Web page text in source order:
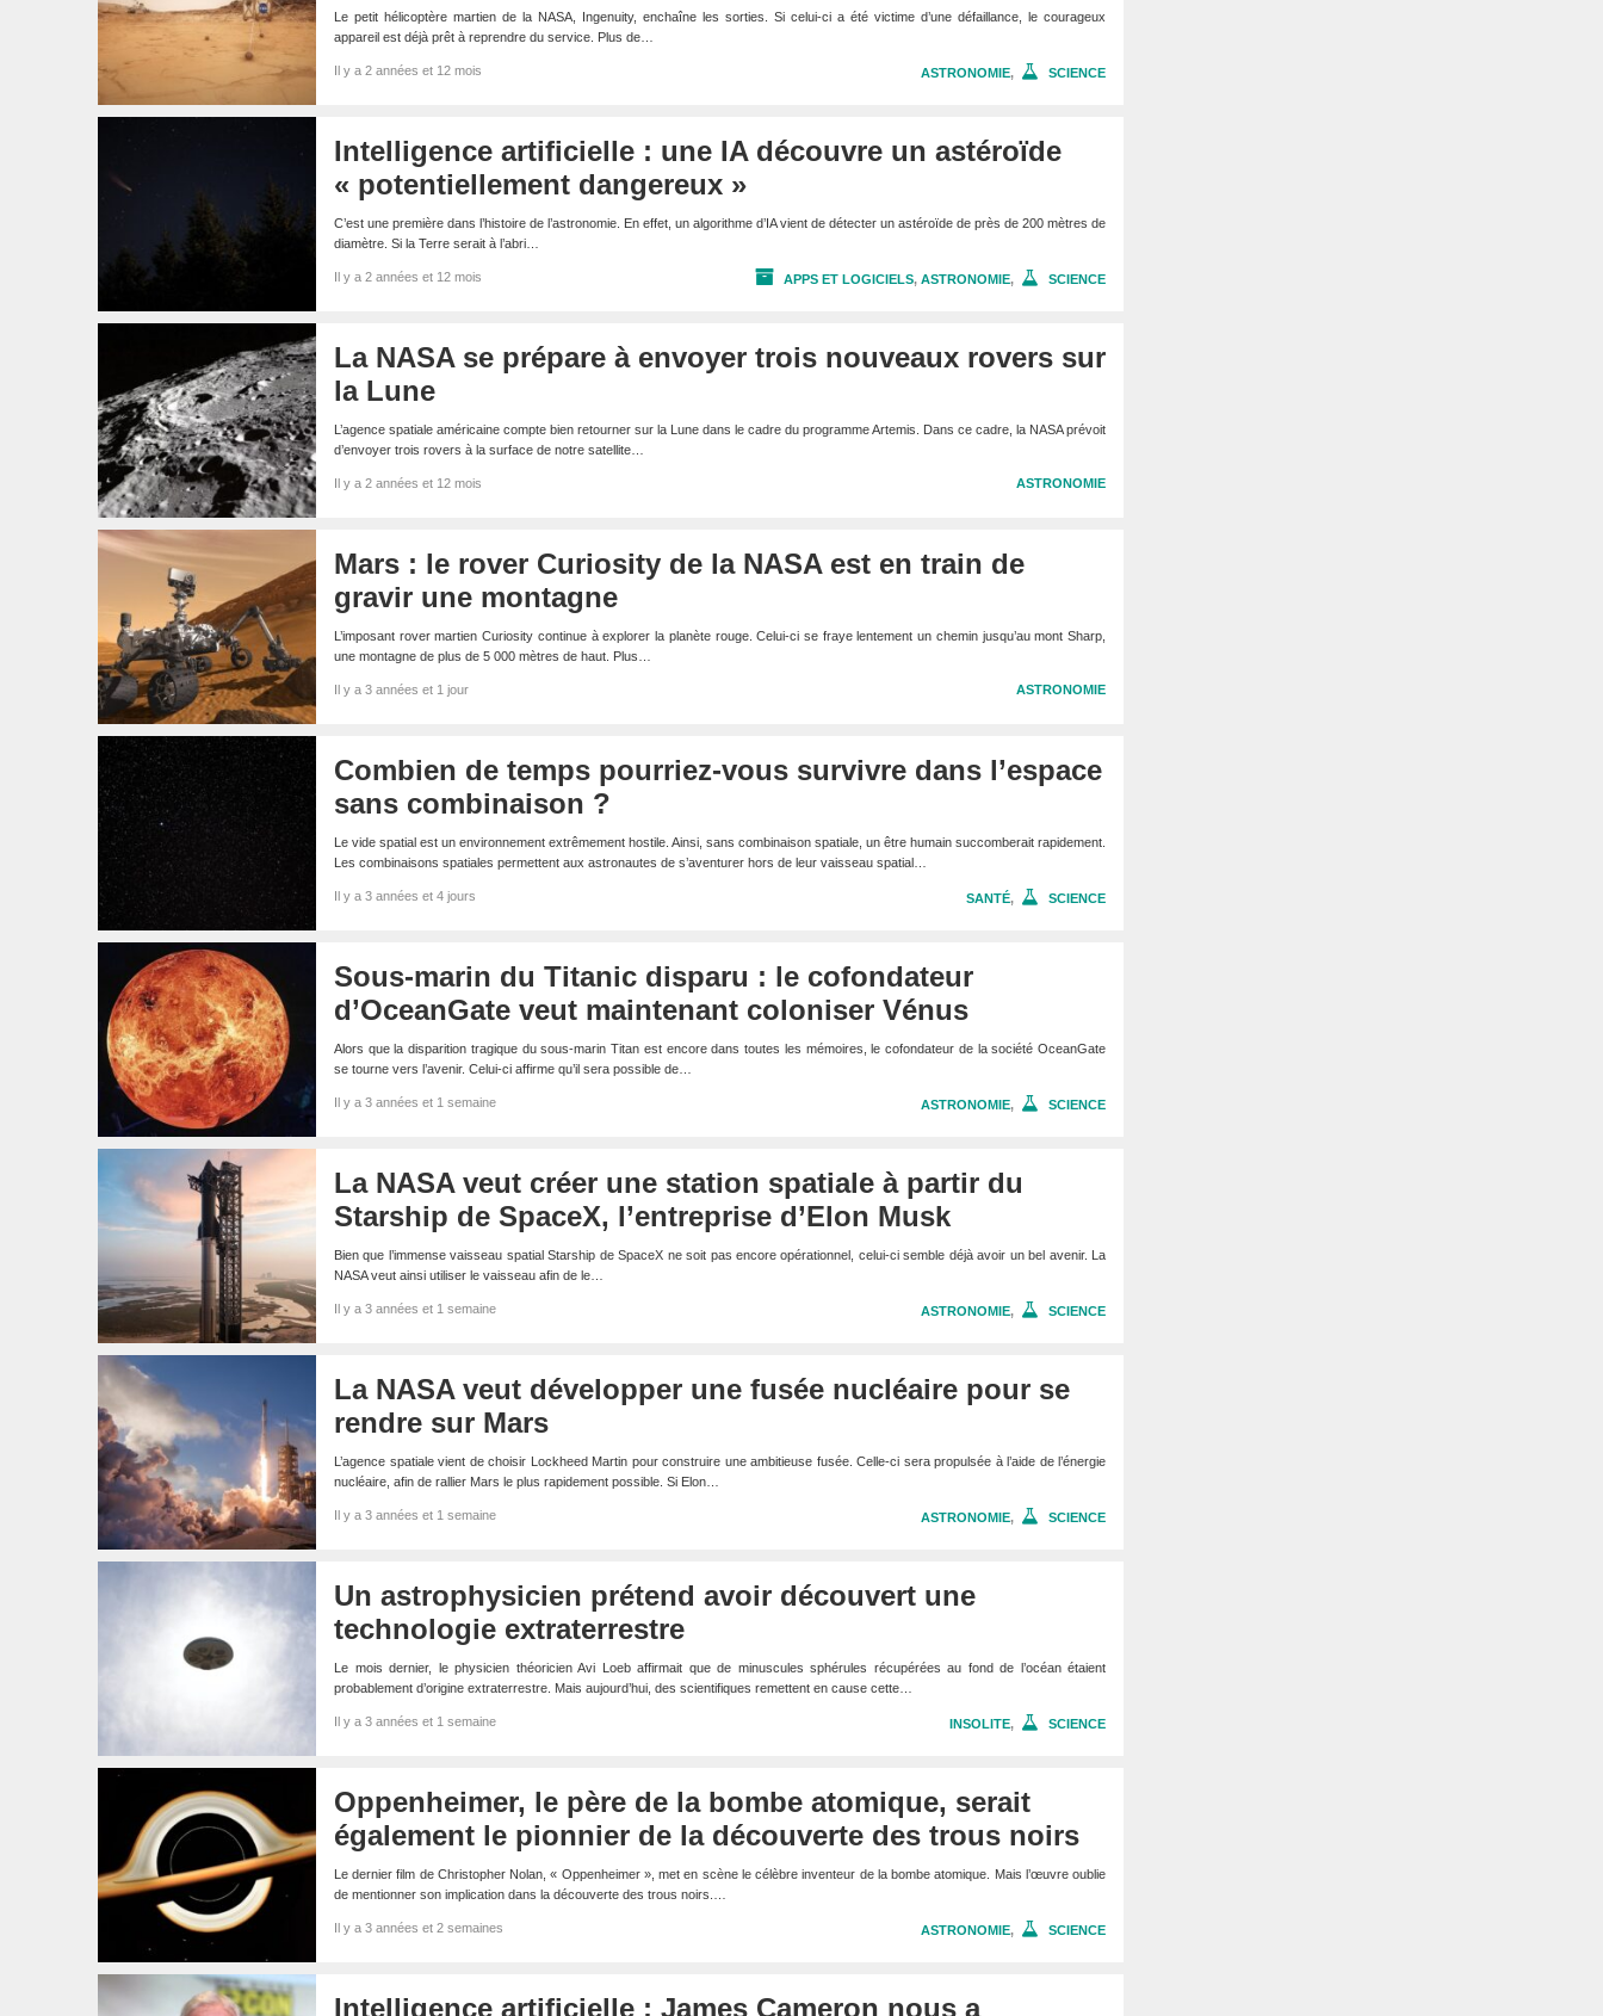
Le petit hélicoptère martien de la NASA, Ingenuity, enchaîne les sorties. Si celui-ci a été victime d’une défaillance, le courageux
appareil est déjà prêt à reprendre du service. Plus de…
Il y a 2 années et 12 mois ASTRONOMIE, SCIENCE
Intelligence artificielle : une IA découvre un astéroïde
« potentiellement dangereux »
C’est une première dans l’histoire de l’astronomie. En effet, un algorithme d’IA vient de détecter un astéroïde de près de 200 mètres de
diamètre. Si la Terre serait à l’abri…
Il y a 2 années et 12 mois APPS ET LOGICIELS, ASTRONOMIE, SCIENCE
La NASA se prépare à envoyer trois nouveaux rovers sur
la Lune
L’agence spatiale américaine compte bien retourner sur la Lune dans le cadre du programme Artemis. Dans ce cadre, la NASA prévoit
d’envoyer trois rovers à la surface de notre satellite…
Il y a 2 années et 12 mois ASTRONOMIE
Mars : le rover Curiosity de la NASA est en train de
gravir une montagne
L’imposant rover martien Curiosity continue à explorer la planète rouge. Celui-ci se fraye lentement un chemin jusqu’au mont Sharp,
une montagne de plus de 5 000 mètres de haut. Plus…
Il y a 3 années et 1 jour ASTRONOMIE
Combien de temps pourriez-vous survivre dans l’espace
sans combinaison ?
Le vide spatial est un environnement extrêmement hostile. Ainsi, sans combinaison spatiale, un être humain succomberait rapidement.
Les combinaisons spatiales permettent aux astronautes de s’aventurer hors de leur vaisseau spatial…
Il y a 3 années et 4 jours SANTÉ, SCIENCE
Sous-marin du Titanic disparu : le cofondateur
d’OceanGate veut maintenant coloniser Vénus
Alors que la disparition tragique du sous-marin Titan est encore dans toutes les mémoires, le cofondateur de la société OceanGate
se tourne vers l’avenir. Celui-ci affirme qu’il sera possible de…
Il y a 3 années et 1 semaine ASTRONOMIE, SCIENCE
La NASA veut créer une station spatiale à partir du
Starship de SpaceX, l’entreprise d’Elon Musk
Bien que l’immense vaisseau spatial Starship de SpaceX ne soit pas encore opérationnel, celui-ci semble déjà avoir un bel avenir. La
NASA veut ainsi utiliser le vaisseau afin de le…
Il y a 3 années et 1 semaine ASTRONOMIE, SCIENCE
La NASA veut développer une fusée nucléaire pour se
rendre sur Mars
L’agence spatiale vient de choisir Lockheed Martin pour construire une ambitieuse fusée. Celle-ci sera propulsée à l’aide de l’énergie
nucléaire, afin de rallier Mars le plus rapidement possible. Si Elon…
Il y a 3 années et 1 semaine ASTRONOMIE, SCIENCE
Un astrophysicien prétend avoir découvert une
technologie extraterrestre
Le mois dernier, le physicien théoricien Avi Loeb affirmait que de minuscules sphérules récupérées au fond de l’océan étaient
probablement d’origine extraterrestre. Mais aujourd’hui, des scientifiques remettent en cause cette…
Il y a 3 années et 1 semaine INSOLITE, SCIENCE
Oppenheimer, le père de la bombe atomique, serait
également le pionnier de la découverte des trous noirs
Le dernier film de Christopher Nolan, « Oppenheimer », met en scène le célèbre inventeur de la bombe atomique. Mais l’œuvre oublie
de mentionner son implication dans la découverte des trous noirs.…
Il y a 3 années et 2 semaines ASTRONOMIE, SCIENCE
Intelligence artificielle : James Cameron nous a